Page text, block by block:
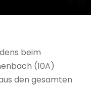
beim
(10A)
den gesamten